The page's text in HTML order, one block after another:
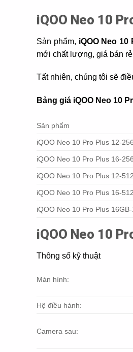
iQOO Neo 10
Sản phẩm, iQOO Neo 10
mới chất lượng, giá bán
Tất nhiên, chúng tôi sẽ
Bảng giá iQOO Neo 10
Sản phẩm
iQOO Neo 10 Pro Plus 12-
iQOO Neo 10 Pro Plus 16-
iQOO Neo 10 Pro Plus 12-
iQOO Neo 10 Pro Plus 16-
iQOO Neo 10 Pro Plus
iQOO Neo 10
Thông số kỹ thuật
Màn hình:
Hệ điều hành:
Camera sau: